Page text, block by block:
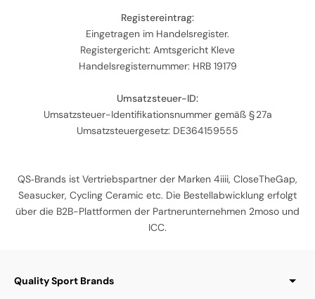
Registereintrag:
Eingetragen im Handelsregister.
Registergericht: Amtsgericht Kleve
Handelsregisternummer: HRB 19179
Umsatzsteuer-ID:
Umsatzsteuer-Identifikationsnummer gemäß § 27a
Umsatzsteuergesetz: DE364159555
QS‑Brands ist Vertriebspartner der Marken 4iiii, CloseTheGap,
Seasucker, Cycling Ceramic etc. Die Bestellabwicklung erfolgt
über die B2B-Plattformen der Partnerunternehmen 2moso und
ICC.
Quality Sport Brands